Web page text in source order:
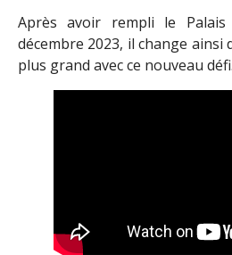
Après avoir rempli le
décembre 2023, il change ainsi
plus grand avec ce nouveau défi.